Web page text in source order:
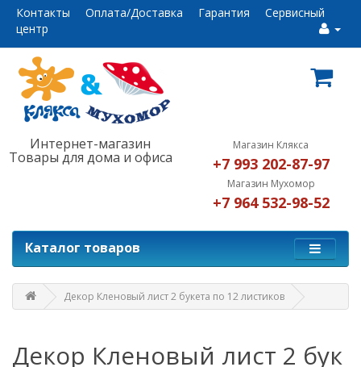
Контакты Оплата/Доставка Гарантия
Сервисный
центр
Интернет-магазин
Товары для дома и офиса
Магазин Клякса
+7 993 202-87-97
Магазин Мухомор
+7 964 532-98-52
Каталог товаров
Декор Кленовый лист 2 букета по 12 листиков
Декор Кленовый лист 2 бук